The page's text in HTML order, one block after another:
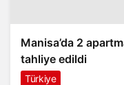
Manisa’da 2
tahliye edildi
Türkiye